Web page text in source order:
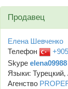
Продавец
Елена Шевченко
Телефон
Skype elena09988
Языки: Турецкий,
Агенство